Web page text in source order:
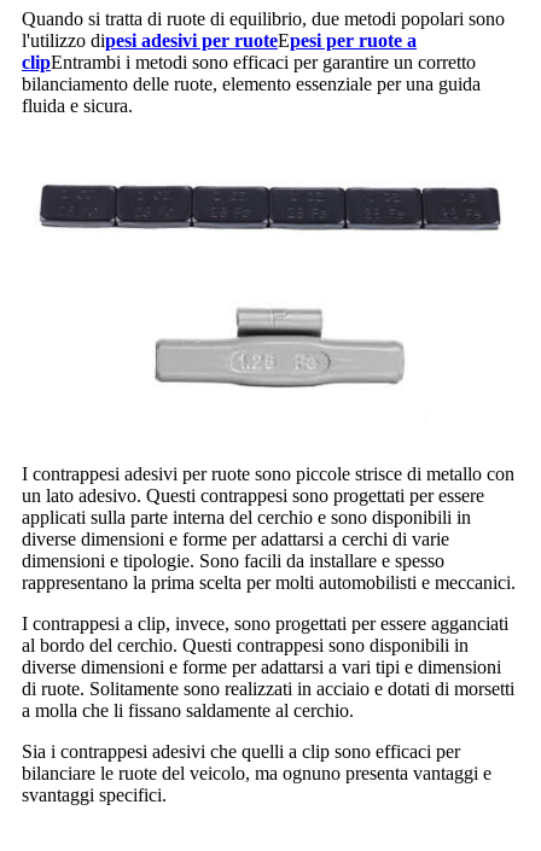
Quando si tratta di ruote di equilibrio, due metodi popolari sono
l'utilizzo dipesi adesivi per ruoteEpesi per ruote a
clipEntrambi i metodi sono efficaci per garantire un corretto
bilanciamento delle ruote, elemento essenziale per una guida
fluida e sicura.
I contrappesi adesivi per ruote sono piccole strisce di metallo con
un lato adesivo. Questi contrappesi sono progettati per essere
applicati sulla parte interna del cerchio e sono disponibili in
diverse dimensioni e forme per adattarsi a cerchi di varie
dimensioni e tipologie. Sono facili da installare e spesso
rappresentano la prima scelta per molti automobilisti e meccanici.
I contrappesi a clip, invece, sono progettati per essere agganciati
al bordo del cerchio. Questi contrappesi sono disponibili in
diverse dimensioni e forme per adattarsi a vari tipi e dimensioni
di ruote. Solitamente sono realizzati in acciaio e dotati di morsetti
a molla che li fissano saldamente al cerchio.
Sia i contrappesi adesivi che quelli a clip sono efficaci per
bilanciare le ruote del veicolo, ma ognuno presenta vantaggi e
svantaggi specifici.